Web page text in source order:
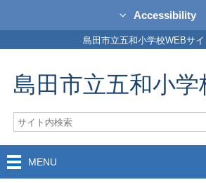
Accessibility
島田市立五和小学校WEBサ
島田市立五和小学
MENU